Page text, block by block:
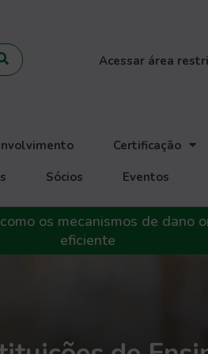
Acessar área
Certificação
Sócios Eventos
os mecanismos de dano
eficiente